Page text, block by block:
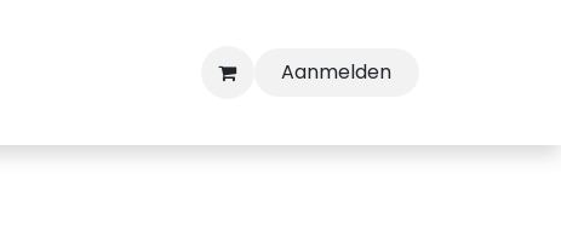
Aanmelden